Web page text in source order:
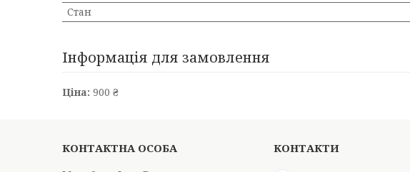
Стан
Інформація для замовлення
Ціна: 900 ₴